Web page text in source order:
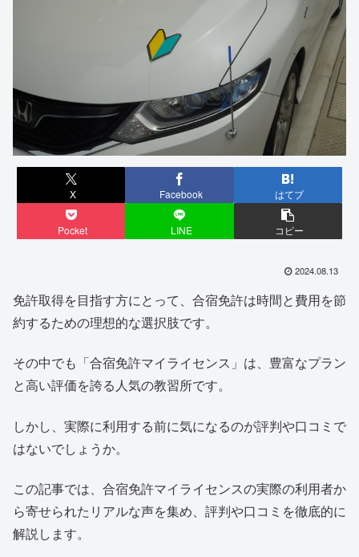
X Facebook はてブ
Pocket LINE コピー
2024.08.13
免許取得を目指す方にとって、合宿免許は時間と費用を節
約するための理想的な選択肢です。
その中でも「合宿免許マイライセンス」は、豊富なプラン
と高い評価を誇る人気の教習所です。
しかし、実際に利用する前に気になるのが評判や口コミで
はないでしょうか。
この記事では、合宿免許マイライセンスの実際の利用者か
ら寄せられたリアルな声を集め、評判や口コミを徹底的に
解説します。